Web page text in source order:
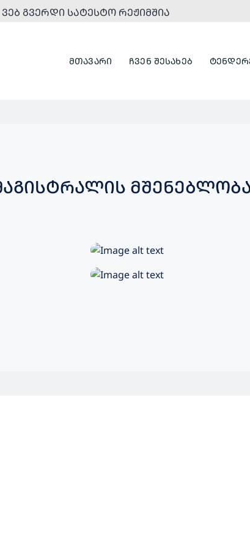
ᲕᲔᲑ ᲒᲕᲔᲠᲓᲘ ᲡᲐᲢᲔᲡᲢᲝ ᲠᲔᲟᲘᲛᲨᲘᲐ
ᲛᲗᲐᲕᲐᲠᲘ ᲩᲕᲔᲜ ᲨᲔᲡᲐᲮᲔᲑ